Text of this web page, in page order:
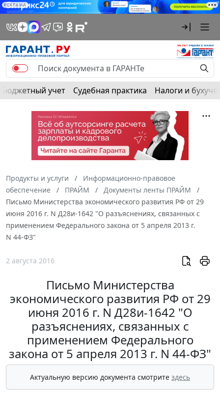
РЕКЛАМА
Бюджетный учет Судебная практика Налоги и
Продукты и услуги
Информационно-правовое
обеспечение
ПРАЙМ
Документы ленты ПРАЙМ
Письмо Министерства экономического развития РФ от 29
июня 2016 г. N Д28и-1642 "О разъяснениях, связанных с
применением Федерального закона от 5 апреля 2013 г.
N 44-ФЗ"
2 августа 2016
Письмо Министерства
экономического развития РФ от 29
июня 2016 г. N Д28и-1642 "О
разъяснениях, связанных с
применением Федерального
закона от 5 апреля 2013 г. N 44-ФЗ"
Актуальную версию документа смотрите здесь